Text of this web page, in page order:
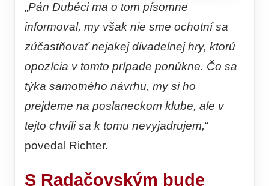
„Pán Dubéci ma o tom písomne
informoval, my však nie sme ochotní sa
zúčastňovať nejakej divadelnej hry, ktorú
opozícia v tomto prípade ponúkne. Čo sa
týka samotného návrhu, my si ho
prejdeme na poslaneckom klube, ale v
tejto chvíli sa k tomu nevyjadrujem,“
povedal Richter.
S Radačovským bude